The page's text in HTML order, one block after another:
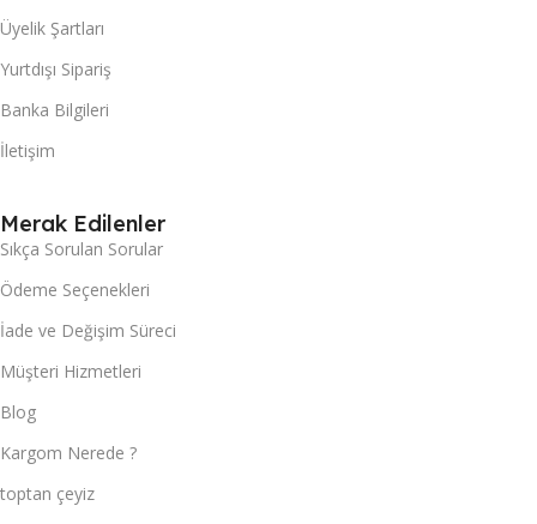
Üyelik Şartları
Yurtdışı Sipariş
Banka Bilgileri
İletişim
Merak Edilenler
Sıkça Sorulan Sorular
Ödeme Seçenekleri
İade ve Değişim Süreci
Müşteri Hizmetleri
Blog
Kargom Nerede ?
toptan çeyiz